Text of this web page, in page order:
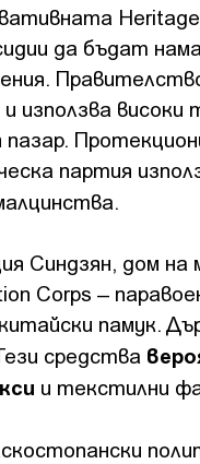
да бъдат
използва
партия
Синдзян, дом
Corps –
памук.
средства
и текстилни